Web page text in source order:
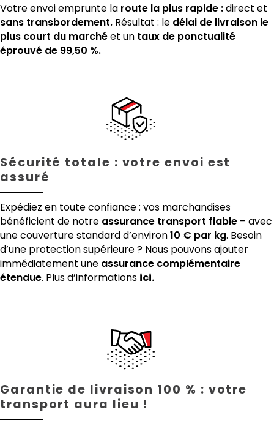
Votre envoi emprunte la route la plus rapide :direct et
sans transbordement. Résultat : le délai de livraison le
plus court du marchéet un taux de ponctualité
éprouvé de 99,50 %.
Sécurité totale : votre envoi est
assuré
Expédiez en toute confiance : vos marchandises
bénéficient de notre assurance transport fiable – avec
une couverture standard d’environ10 € par kg. Besoin
d’une protection supérieure ? Nous pouvons ajouter
immédiatement une assurance complémentaire
étendue. Plus d’informations ici.
Garantie de livraison 100 % : votre
transport aura lieu !